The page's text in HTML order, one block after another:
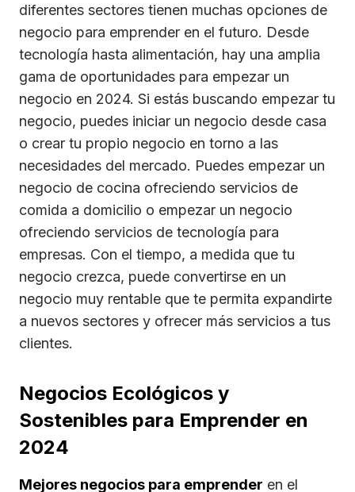
diferentes sectores tienen muchas opciones de
negocio para emprender en el futuro. Desde
tecnología hasta alimentación, hay una amplia
gama de oportunidades para empezar un
negocio en 2024. Si estás buscando empezar tu
negocio, puedes iniciar un negocio desde casa
o crear tu propio negocio en torno a las
necesidades del mercado. Puedes empezar un
negocio de cocina ofreciendo servicios de
comida a domicilio o empezar un negocio
ofreciendo servicios de tecnología para
empresas. Con el tiempo, a medida que tu
negocio crezca, puede convertirse en un
negocio muy rentable que te permita expandirte
a nuevos sectores y ofrecer más servicios a tus
clientes.
Negocios Ecológicos y
Sostenibles para Emprender en
2024
Mejores negocios para emprender en el